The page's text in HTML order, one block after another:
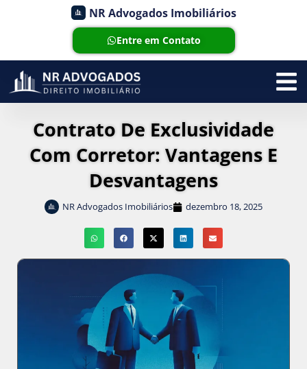
NR Advogados Imobiliários
Entre em Contato
Contrato De Exclusividade
Com Corretor: Vantagens E
Desvantagens
NR Advogados Imobiliários dezembro 18, 2025